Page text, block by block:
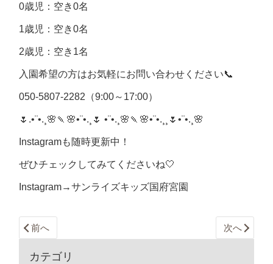
0歳児：空き0名
1歳児：空き0名
2歳児：空き1名
入園希望の方はお気軽にお問い合わせください📞
050-5807-2282（9:00～17:00）
🌷.•¨•.¸🌸🍡🌸•¨•.¸🌷 •¨•.¸🌸🍡🌸•¨•.¸¸🌷•¨•.¸🌸
Instagramも随時更新中！
ぜひチェックしてみてくださいね🤍
Instagram→サンライズキッズ国府宮園
前へ 次へ
カテゴリ